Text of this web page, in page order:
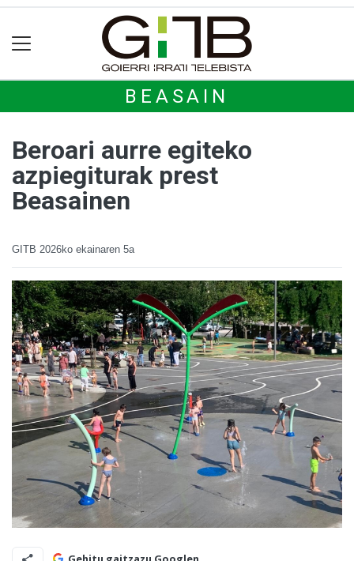
BEASAIN
Beroari aurre egiteko
azpiegiturak prest
Beasainen
GITB 2026ko ekainaren 5a